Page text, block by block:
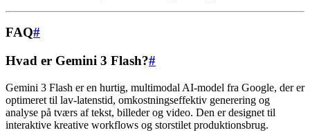
FAQ#
Hvad er Gemini 3 Flash?#
Gemini 3 Flash er en hurtig, multimodal AI-model fra Google, der er
optimeret til lav-latenstid, omkostningseffektiv generering og
analyse på tværs af tekst, billeder og video. Den er designet til
interaktive kreative workflows og storstilet produktionsbrug.